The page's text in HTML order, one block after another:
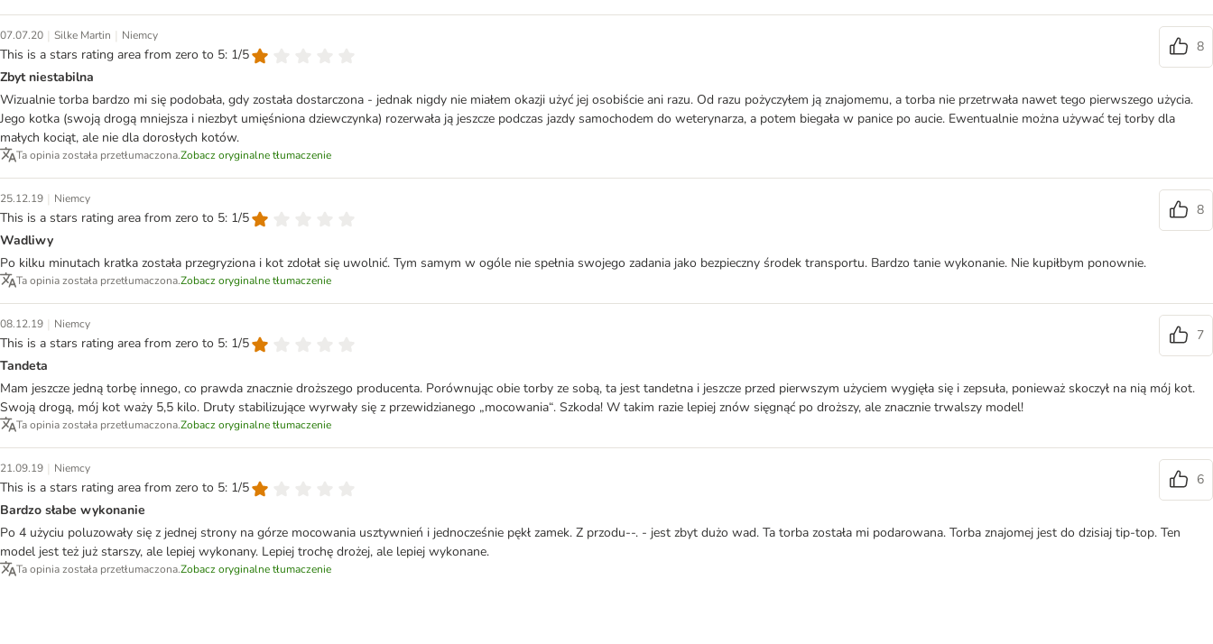
07.07.20 | Silke Martin | Niemcy
This is a stars rating area from zero to 5: 1/5
8
Zbyt niestabilna
Wizualnie torba bardzo mi się podobała, gdy została dostarczona - jednak nigdy nie miałem okazji użyć jej osobiście ani razu. Od razu pożyczyłem ją znajomemu, a torba nie przetrwała nawet tego pierwszego użycia.
Jego kotka (swoją drogą mniejsza i niezbyt umięśniona dziewczynka) rozerwała ją jeszcze podczas jazdy samochodem do weterynarza, a potem biegała w panice po aucie. Ewentualnie można używać tej torby dla
małych kociąt, ale nie dla dorosłych kotów.
Ta opinia została przetłumaczona.Zobacz oryginalne tłumaczenie
25.12.19 | Niemcy
This is a stars rating area from zero to 5: 1/5
8
Wadliwy
Po kilku minutach kratka została przegryziona i kot zdołał się uwolnić. Tym samym w ogóle nie spełnia swojego zadania jako bezpieczny środek transportu. Bardzo tanie wykonanie. Nie kupiłbym ponownie.
Ta opinia została przetłumaczona.Zobacz oryginalne tłumaczenie
08.12.19 | Niemcy
This is a stars rating area from zero to 5: 1/5
7
Tandeta
Mam jeszcze jedną torbę innego, co prawda znacznie droższego producenta. Porównując obie torby ze sobą, ta jest tandetna i jeszcze przed pierwszym użyciem wygięła się i zepsuła, ponieważ skoczył na nią mój kot.
Swoją drogą, mój kot waży 5,5 kilo. Druty stabilizujące wyrwały się z przewidzianego „mocowania“. Szkoda! W takim razie lepiej znów sięgnąć po droższy, ale znacznie trwalszy model!
Ta opinia została przetłumaczona.Zobacz oryginalne tłumaczenie
21.09.19 | Niemcy
This is a stars rating area from zero to 5: 1/5
6
Bardzo słabe wykonanie
Po 4 użyciu poluzowały się z jednej strony na górze mocowania usztywnień i jednocześnie pękł zamek. Z przodu--. - jest zbyt dużo wad. Ta torba została mi podarowana. Torba znajomej jest do dzisiaj tip-top. Ten
model jest też już starszy, ale lepiej wykonany. Lepiej trochę drożej, ale lepiej wykonane.
Ta opinia została przetłumaczona.Zobacz oryginalne tłumaczenie